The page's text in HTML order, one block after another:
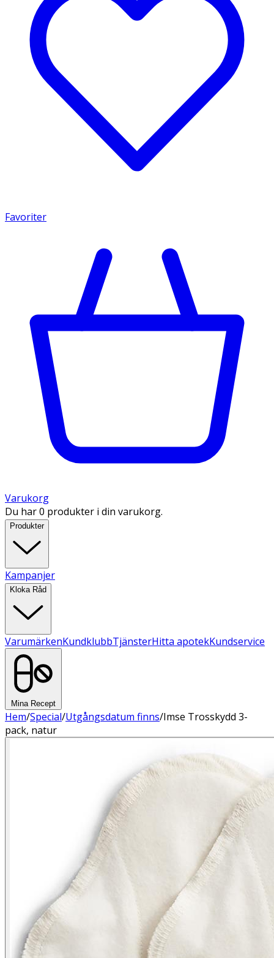
Favoriter
Varukorg
Du har 0 produkter i din varukorg.
Produkter
Kampanjer
Kloka Råd
VarumärkenKundklubbTjänsterHitta apotekKundservice
Mina Recept
Hem/Special/Utgångsdatum finns/Imse Trosskydd 3-
pack, natur